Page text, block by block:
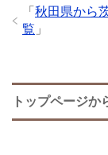
「 秋田県から
覧 」
トップページ